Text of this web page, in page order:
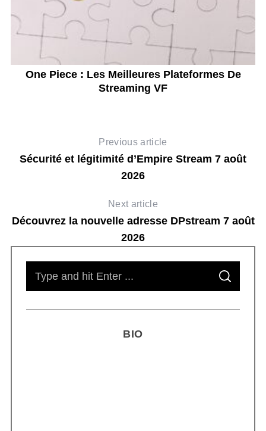
One Piece : Les Meilleures Plateformes De
Streaming VF
Previous article
Sécurité et légitimité d’Empire Stream 7 août
2026
Next article
Découvrez la nouvelle adresse DPstream 7 août
2026
S
A
C
BIO